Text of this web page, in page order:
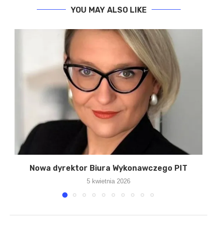
YOU MAY ALSO LIKE
Nowa dyrektor Biura Wykonawczego PIT
5 kwietnia 2026